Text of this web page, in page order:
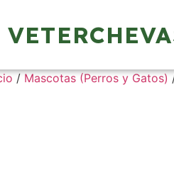
/Mascotas (Perros y Gatos)